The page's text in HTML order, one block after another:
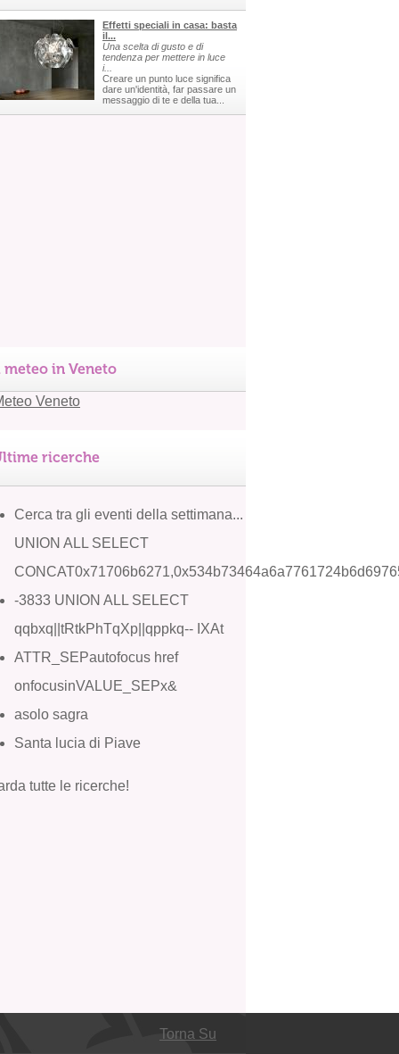
Effetti speciali in casa: basta
il...
Una scelta di gusto e di
tendenza per mettere in luce
i...
Creare un punto luce significa
dare un'identità, far passare un
messaggio di te e della tua...
meteo in Veneto
ricerche
Cerca tra gli eventi della settimana...
UNION ALL SELECT
-3833 UNION ALL SELECT
qqbxq||tRtkPhTqXp||qppkq-- IXAt
ATTR_SEPautofocus href
onfocusinVALUE_SEPx&
asolo sagra
Santa lucia di Piave
tutte le ricerche!
Torna Su